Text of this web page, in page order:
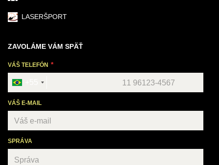
LASERŠPORT
ZAVOLÁME VÁM SPÄŤ
VÁŠ TELEFÓN
VÁŠ E-MAIL
SPRÁVA